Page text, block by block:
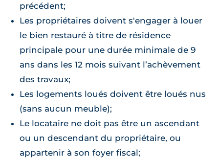
précédent;
Les propriétaires doivent s'engager à louer
le bien restauré à titre de résidence
principale pour une durée minimale de 9
ans dans les 12 mois suivant l’achèvement
des travaux;
Les logements loués doivent être loués nus
(sans aucun meuble);
Le locataire ne doit pas être un ascendant
ou un descendant du propriétaire, ou
appartenir à son foyer fiscal;